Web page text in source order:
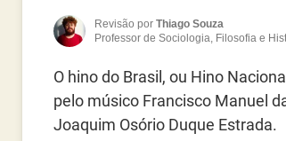
Revisão por Thiago Souza
Professor de Sociologia, Filosofia e
O hino do Brasil, ou Hino
pelo músico Francisco Manuel
Joaquim Osório Duque Estrada.